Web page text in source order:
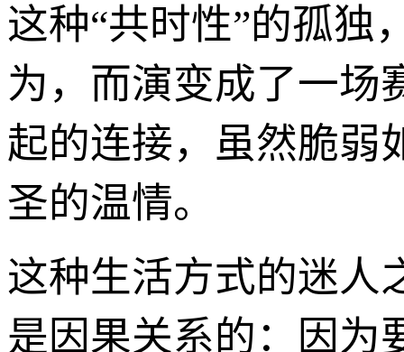
这种“共时性”的孤独
为，而演变成了一场
起的连接，虽然脆弱
圣的温情。
这种生活方式的迷人
是因果关系的：因为